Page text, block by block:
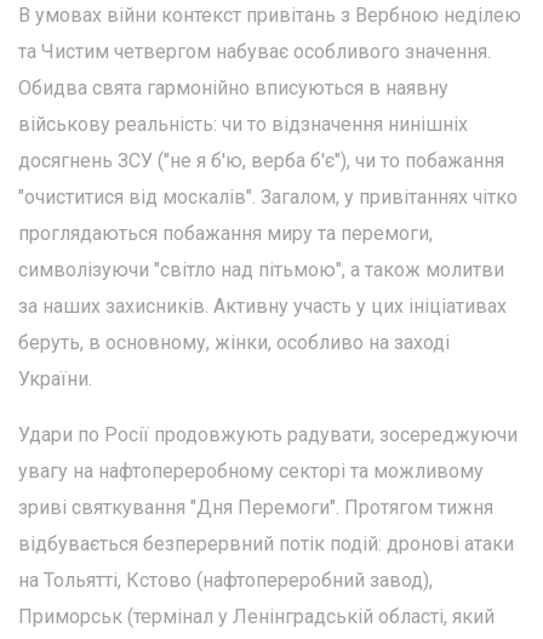
В умовах війни контекст привітань з Вербною неділею
та Чистим четвергом набуває особливого значення.
Обидва свята гармонійно вписуються в наявну
військову реальність: чи то відзначення нинішніх
досягнень ЗСУ ("не я б'ю, верба б'є"), чи то побажання
"очиститися від москалів". Загалом, у привітаннях чітко
проглядаються побажання миру та перемоги,
символізуючи "світло над пітьмою", а також молитви
за наших захисників. Активну участь у цих ініціативах
беруть, в основному, жінки, особливо на заході
України.
Удари по Росії продовжують радувати, зосереджуючи
увагу на нафтопереробному секторі та можливому
зриві святкування "Дня Перемоги". Протягом тижня
відбувається безперервний потік подій: дронові атаки
на Тольятті, Кстово (нафтопереробний завод),
Приморськ (термінал у Ленінградській області, який